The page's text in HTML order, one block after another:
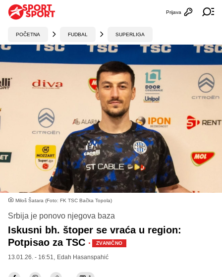
Otvori
Prijava
POČETNA FUDBAL SUPERLIGA
Miloš Šatara (Foto: FK TSC Bačka Topola)
Srbija je ponovo njegova baza
Iskusni bh. štoper se vraća u region:
Potpisao za TSC · ZVANIČNO
13.01.26. - 16:51, Edah Hasanspahić